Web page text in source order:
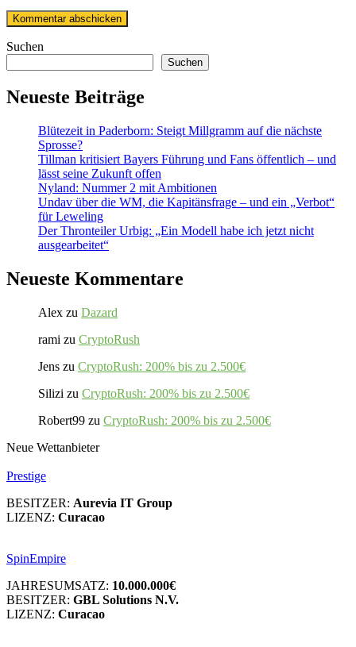
Suchen
Suchen
Neueste Beiträge
Blütezeit in Paderborn: Steigt Millgramm auf die nächste
Sprosse?
Tillman kritisiert Bayers Führung und Fans öffentlich – und
lässt seine Zukunft offen
Nyland: Nummer 2 mit Ambitionen
Undav über die WM, die Kapitänsfrage – und ein „Verbot“
für Leweling
Der Thronteiler Urbig: „Ein Modell habe ich jetzt nicht
ausgearbeitet“
Neueste Kommentare
Alex zu Dazard
rami zu CryptoRush
Jens zu CryptoRush: 200% bis zu 2.500€
Silizi zu CryptoRush: 200% bis zu 2.500€
Robert99 zu CryptoRush: 200% bis zu 2.500€
Neue Wettanbieter
Prestige
BESITZER: Aurevia IT Group
LIZENZ: Curacao
SpinEmpire
JAHRESUMSATZ: 10.000.000€
BESITZER: GBL Solutions N.V.
LIZENZ: Curacao